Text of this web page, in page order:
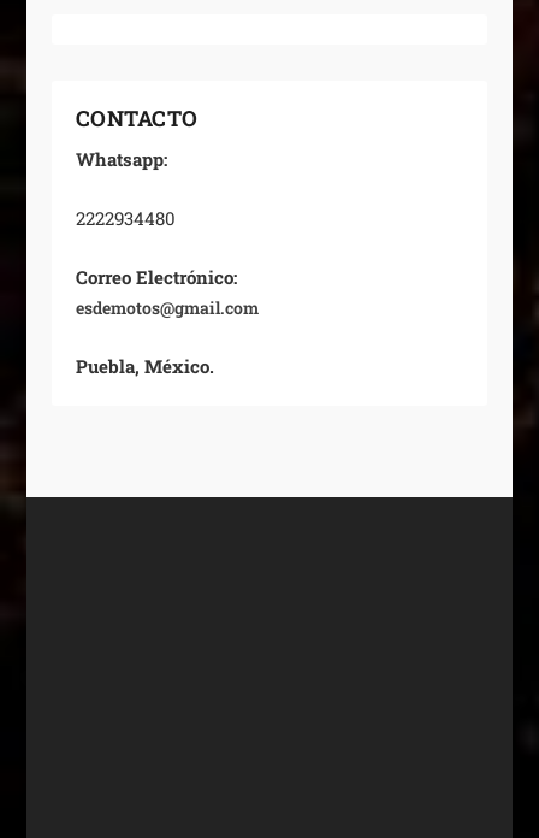
CONTACTO
Whatsapp:
2222934480
Correo Electrónico:
esdemotos@gmail.com
Puebla, México.